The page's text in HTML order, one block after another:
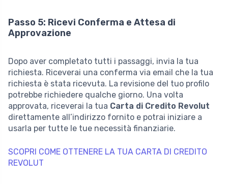
Passo 5: Ricevi Conferma e Attesa di
Approvazione
Dopo aver completato tutti i passaggi, invia la tua
richiesta. Riceverai una conferma via email che la tua
richiesta è stata ricevuta. La revisione del tuo profilo
potrebbe richiedere qualche giorno. Una volta
approvata, riceverai la tua Carta di Credito Revolut
direttamente all’indirizzo fornito e potrai iniziare a
usarla per tutte le tue necessità finanziarie.
SCOPRI COME OTTENERE LA TUA CARTA DI CREDITO
REVOLUT